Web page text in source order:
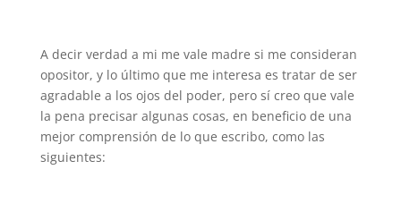
A decir verdad a mi me vale madre si me consideran
opositor, y lo último que me interesa es tratar de ser
agradable a los ojos del poder, pero sí creo que vale
la pena precisar algunas cosas, en beneficio de una
mejor comprensión de lo que escribo, como las
siguientes: